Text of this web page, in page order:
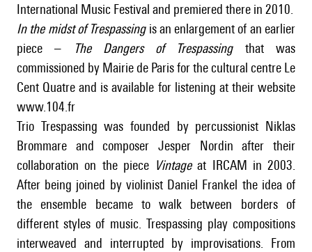
International Music Festival and premiered there in 2010.
In the midst of Trespassingis an enlargement of an earlier
piece –
The Dangers of Trespassingthat was
commissioned by Mairie de Paris for the cultural centre Le
Cent Quatre and is available for listening at their website
www.104.fr
Trio Trespassing was founded by percussionist Niklas
Brommare and composer Jesper Nordin after their
collaboration on the piece Vintageat IRCAM in 2003.
After being joined by violinist Daniel Frankel the idea of
the ensemble became to walk between borders of
different styles of music. Trespassing play compositions
interweaved and interrupted by improvisations. From